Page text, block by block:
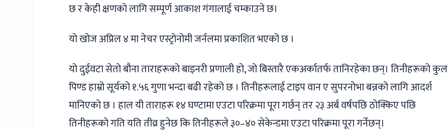
छ र केही क्षणको लागि सम्पूर्ण आकाश गंगालाई चम्काउने छ।
यो खोज अप्रिल ४ मा नेचर एस्ट्रोनोमी जर्नलमा प्रकाशित भएको छ ।
यो दुईवटा सेतो बौना ताराहरूको बाइनरी प्रणाली हो, जो बिस्तारै एकअर्कातर्फ तानिरहेका छन्। तिनीहरूको कुल
पिण्ड हाम्रो सूर्यको १.५६ गुणा भन्दा बढी रहेको छ । तिनीहरूलाई टाइप वान ए सुपरनोभा बन्नको लागि आदर्श
मानिएको छ । हाल यी ताराहरू १४ घण्टामा एउटा परिक्रमा पूरा गर्छन् तर २३ अर्ब वर्षपछि ठोक्किए पछि
तिनीहरूको गति यति तीव्र हुनेछ कि तिनीहरूले ३०–४० सेकेन्डमा एउटा परिक्रमा पूरा गर्नेछन्।